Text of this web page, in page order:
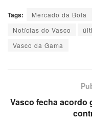
Tags: Mercado da Bola
Notícias do Vasco
Vasco da Gama
Vasco fecha acordo